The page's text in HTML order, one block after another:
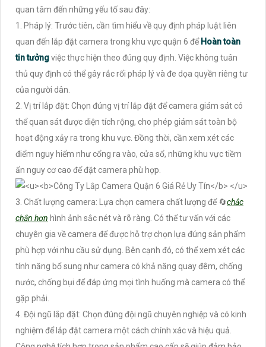
quan tâm đến những yếu tố sau đây:
1. Pháp lý: Trước tiên, cần tìm hiểu về quy định pháp luật liên
quan đến lắp đặt camera trong khu vực quận 6 để Hoàn toàn
tin tưởngviệc thực hiện theo đúng quy định. Việc không tuân
thủ quy định có thể gây rắc rối pháp lý và đe dọa quyền riêng tư
của người dân.
2. Vị trí lắp đặt: Chọn đúng vị trí lắp đặt để camera giám sát có
thể quan sát được diện tích rộng, cho phép giám sát toàn bộ
hoạt động xảy ra trong khu vực. Đồng thời, cần xem xét các
điểm nguy hiểm như cổng ra vào, cửa sổ, những khu vực tiềm
ẩn nguy cơ cao để đặt camera phù hợp.
3. Chất lượng camera: Lựa chọn camera chất lượng để 🔄chắc
chắn hơn hình ảnh sắc nét và rõ ràng. Có thể tư vấn với các
chuyên gia về camera để được hỗ trợ chọn lựa đúng sản phẩm
phù hợp với nhu cầu sử dụng. Bên cạnh đó, có thể xem xét các
tính năng bổ sung như camera có khả năng quay đêm, chống
nước, chống bụi để đáp ứng mọi tình huống mà camera có thể
gặp phải.
4. Đội ngũ lắp đặt: Chọn đúng đội ngũ chuyên nghiệp và có kinh
nghiệm để lắp đặt camera một cách chính xác và hiệu quả.